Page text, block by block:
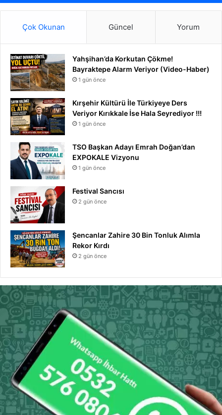
Çok Okunan Güncel Yorum
Yahşihan’da Korkutan Çökme!
Bayraktepe Alarm Veriyor (Video-Haber)
1 gün önce
Kırşehir Kültürü İle Türkiyeye Ders
Veriyor Kırıkkale İse Hala Seyrediyor !!!
1 gün önce
TSO Başkan Adayı Emrah Doğan’dan
EXPOKALE Vizyonu
1 gün önce
Festival Sancısı
2 gün önce
Şencanlar Zahire 30 Bin Tonluk Alımla
Rekor Kırdı
2 gün önce